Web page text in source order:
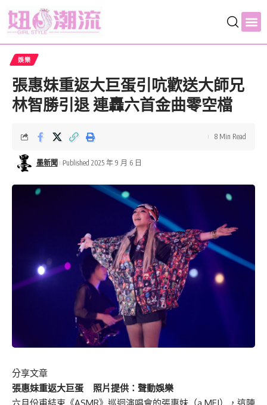
娛樂
張惠妹重返大巨蛋引吭歡送大師兄
林智勝引退 連轟六首金曲零空檔
墨新聞 Published 2025 年 9 月 6 日
8 Min Read
分享文章
張惠妹重返大巨蛋 照片提供：聲動娛樂